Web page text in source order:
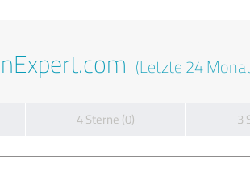
(Letzte 24
4 Sterne (0) 3